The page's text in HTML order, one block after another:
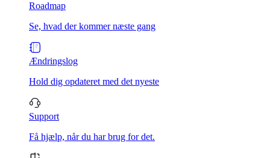
Roadmap
Se, hvad der kommer næste gang
Ændringslog
Hold dig opdateret med det nyeste
Support
Få hjælp, når du har brug for det.